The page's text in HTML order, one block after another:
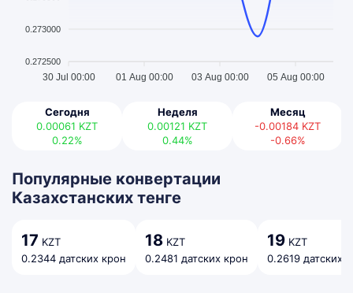
0.273000
0.272500
30 Jul 00:00 01 Aug 00:00 03 Aug 00:00 05 Aug 00:00
Сегодня
0.00061 KZT
0.22%
Неделя
0.00121 KZT
0.44%
Месяц
-0.00184 KZT
-0.66%
Популярные конвертации
Казахстанских тенге
17 KZT
0.2344 датских крон
18 KZT
0.2481 датских крон
19 KZT
0.2619 датских